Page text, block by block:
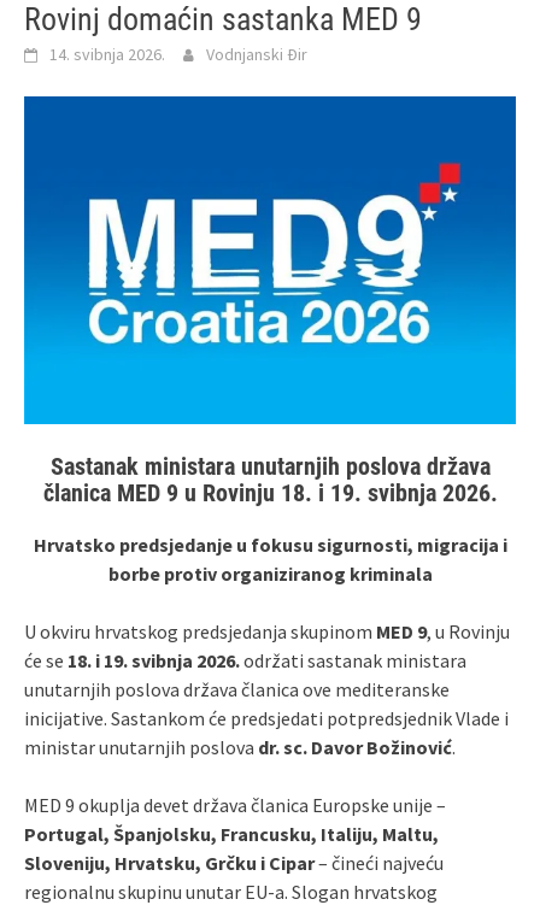
Rovinj domaćin sastanka MED 9
14. svibnja 2026. Vodnjanski Đir
Sastanak ministara unutarnjih poslova država
članica MED 9 u Rovinju 18. i 19. svibnja 2026.
Hrvatsko predsjedanje u fokusu sigurnosti, migracija i
borbe protiv organiziranog kriminala
U okviru hrvatskog predsjedanja skupinom MED 9, u Rovinju
će se 18. i 19. svibnja 2026.održati sastanak ministara
unutarnjih poslova država članica ove mediteranske
inicijative. Sastankom će predsjedati potpredsjednik Vlade i
ministar unutarnjih poslova dr. sc. Davor Božinović.
MED 9 okuplja devet država članica Europske unije –
Portugal, Španjolsku, Francusku, Italiju, Maltu,
Sloveniju, Hrvatsku, Grčku i Cipar– čineći najveću
regionalnu skupinu unutar EU-a. Slogan hrvatskog